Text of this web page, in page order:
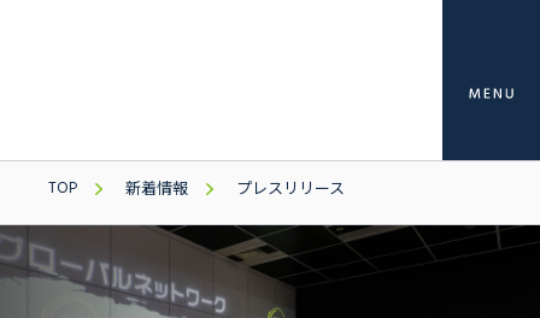
TOP 新着情報 プレスリリース